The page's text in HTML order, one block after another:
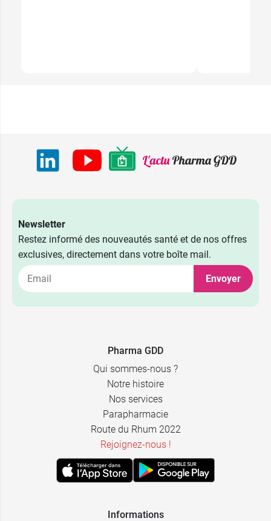
Newsletter
Restez informé des nouveautés santé et de nos offres
exclusives, directement dans votre boîte mail.
Envoyer
Pharma GDD
Qui sommes-nous ?
Notre histoire
Nos services
Parapharmacie
Route du Rhum 2022
Rejoignez-nous !
Informations